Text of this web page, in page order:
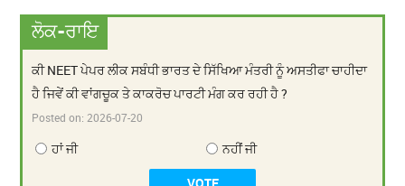
ਲੋਕ-ਰਾਇ
ਕੀ NEET ਪੇਪਰ ਲੀਕ ਸਬੰਧੀ ਭਾਰਤ ਦੇ ਸਿੱਖਿਆ ਮੰਤਰੀ ਨੂੰ ਅਸਤੀਫਾ ਚਾਹੀਦਾ
ਹੈ ਜਿਵੇਂ ਕੀ ਵਾਂਗਚੂਕ ਤੇ ਕਾਕਰੋਚ ਪਾਰਟੀ ਮੰਗ ਕਰ ਰਹੀ ਹੈ ?
Posted on:2026-07-20
ਹਾਂ ਜੀ ਨਹੀਂ ਜੀ